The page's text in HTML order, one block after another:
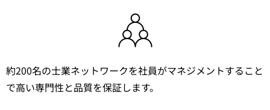
約200名の士業ネットワークを社員がマネジメントすること
で高い専門性と品質を保証します。